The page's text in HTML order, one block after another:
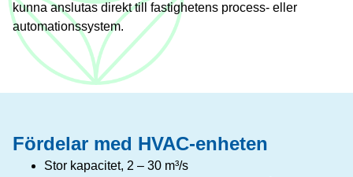
kunna anslutas direkt till fastighetens process- eller
automationssystem.
Fördelar med HVAC-enheten
Stor kapacitet, 2 – 30 m³/s